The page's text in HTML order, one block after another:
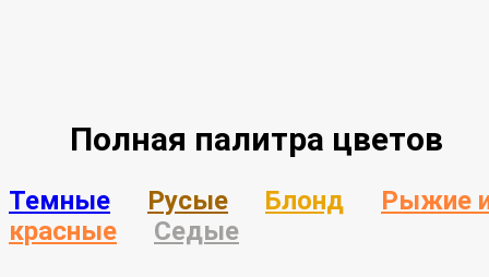
Полная палитра цветов
Темные Русые Блонд
Рыжие
красные
Седые